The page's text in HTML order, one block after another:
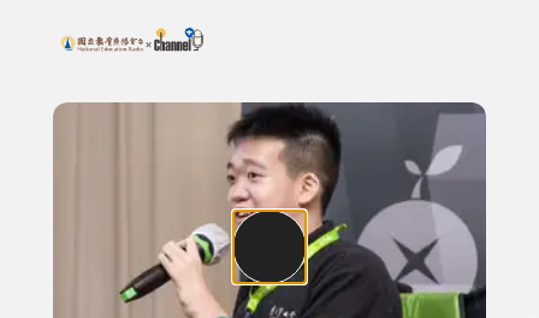
上方功能區塊
搜尋關鍵字：可輸入節目名稱、主持人或關鍵字